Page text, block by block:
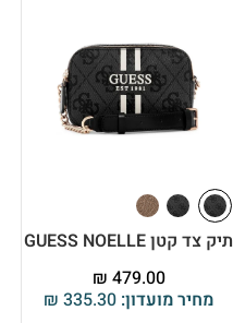
תיק צד קטן GUESS NOELLE
מחיר מועדון: ₪ 335.30
₪ 479.00